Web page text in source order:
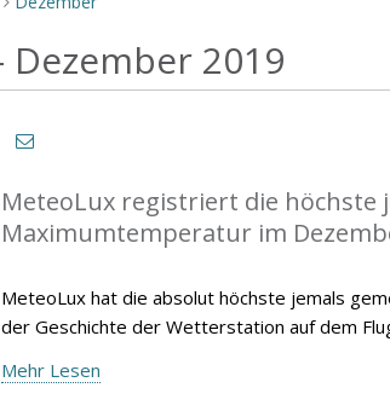
Dezember 2019
MeteoLux registriert die höchste
Maximumtemperatur im
MeteoLux hat die absolut höchste jemals
der Geschichte der Wetterstation auf dem
Mehr Lesen